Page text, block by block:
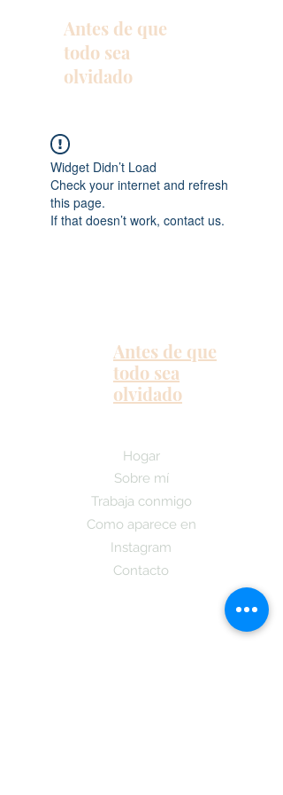
Antes de que
todo sea
olvidado
Widget Didn’t Load
Check your internet and refresh
this page.
If that doesn’t work, contact us.
Antes de que
todo sea
olvidado
Hogar
Sobre mí
Trabaja conmigo
Como aparece en
Instagram
Contacto
¡Suscríbete aquí y recibe las últimas